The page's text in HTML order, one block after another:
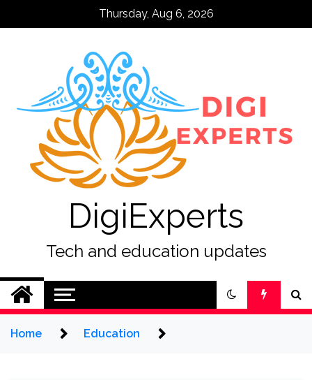
Thursday, Aug 6, 2026
DigiExperts
Tech and education updates
Home Education